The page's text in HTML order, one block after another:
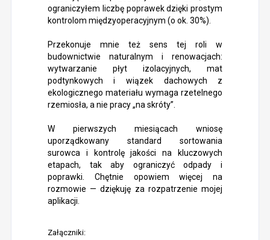
ograniczyłem liczbę poprawek dzięki prostym
kontrolom międzyoperacyjnym (o ok. 30%).
Przekonuje mnie też sens tej roli w
budownictwie naturalnym i renowacjach:
wytwarzanie płyt izolacyjnych, mat
podtynkowych i wiązek dachowych z
ekologicznego materiału wymaga rzetelnego
rzemiosła, a nie pracy „na skróty”.
W pierwszych miesiącach wniosę
uporządkowany standard sortowania
surowca i kontrolę jakości na kluczowych
etapach, tak aby ograniczyć odpady i
poprawki. Chętnie opowiem więcej na
rozmowie — dziękuję za rozpatrzenie mojej
aplikacji.
Załączniki: